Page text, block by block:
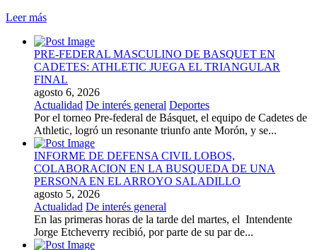
Leer más
PRE-FEDERAL MASCULINO DE BASQUET EN
CADETES: ATHLETIC JUEGA EL TRIANGULAR
FINAL
agosto 6, 2026
Actualidad De interés general Deportes
Por el torneo Pre-federal de Básquet, el equipo de Cadetes de
Athletic, logró un resonante triunfo ante Morón, y se...
INFORME DE DEFENSA CIVIL LOBOS,
COLABORACION EN LA BUSQUEDA DE UNA
PERSONA EN EL ARROYO SALADILLO
agosto 5, 2026
Actualidad De interés general
En las primeras horas de la tarde del martes, el Intendente
Jorge Etcheverry recibió, por parte de su par de...